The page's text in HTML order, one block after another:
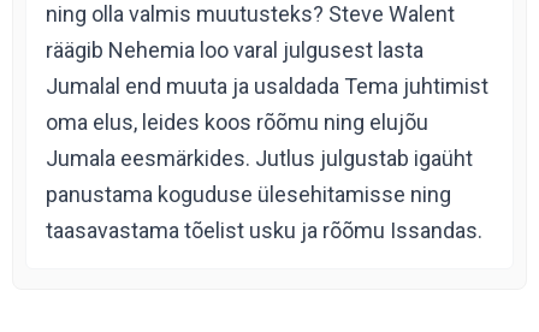
ning olla valmis muutusteks? Steve Walent
räägib Nehemia loo varal julgusest lasta
Jumalal end muuta ja usaldada Tema juhtimist
oma elus, leides koos rõõmu ning elujõu
Jumala eesmärkides. Jutlus julgustab igaüht
panustama koguduse ülesehitamisse ning
taasavastama tõelist usku ja rõõmu Issandas.